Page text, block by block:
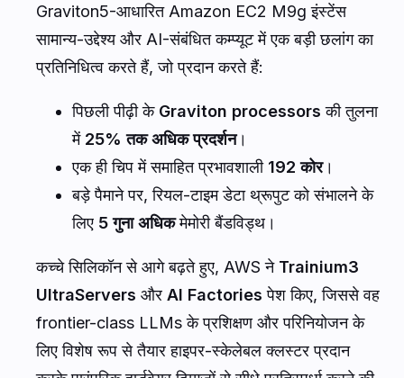
Graviton5-आधारित Amazon EC2 M9g इंस्टेंस
सामान्य-उद्देश्य और AI-संबंधित कम्प्यूट में एक बड़ी छलांग का
प्रतिनिधित्व करते हैं, जो प्रदान करते हैं:
पिछली पीढ़ी के Graviton processors की तुलना
में 25% तक अधिक प्रदर्शन।
एक ही चिप में समाहित प्रभावशाली 192 कोर।
बड़े पैमाने पर, रियल-टाइम डेटा थ्रूपुट को संभालने के
लिए 5 गुना अधिकमेमोरी बैंडविड्थ।
कच्चे सिलिकॉन से आगे बढ़ते हुए, AWS ने Trainium3
UltraServers और AI Factories पेश किए, जिससे वह
frontier-class LLMs के प्रशिक्षण और परिनियोजन के
लिए विशेष रूप से तैयार हाइपर-स्केलेबल क्लस्टर प्रदान